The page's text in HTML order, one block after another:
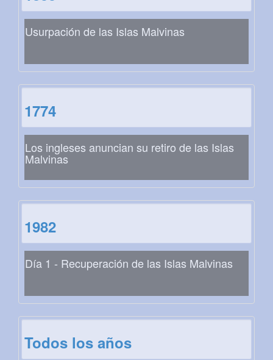
Usurpación de las Islas Malvinas
1774
Los ingleses anuncian su retiro de las Islas
Malvinas
1982
Día 1 - Recuperación de las Islas Malvinas
Todos los años